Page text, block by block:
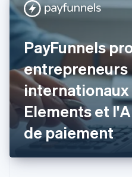
PayFunnels
internationaux
Elements et
de paiement
Finlande
English
France
FrançaisEnglish
Gibraltar
English
Grèce
English
Hongrie
English
Inde
English
English